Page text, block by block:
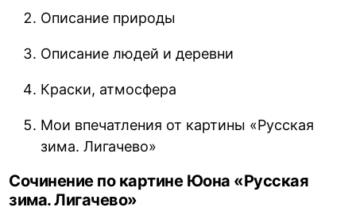
Описание природы
Описание людей и деревни
Краски, атмосфера
Мои впечатления от картины «Русская
зима. Лигачево»
Сочинение по картине Юона «Русская
зима. Лигачево»